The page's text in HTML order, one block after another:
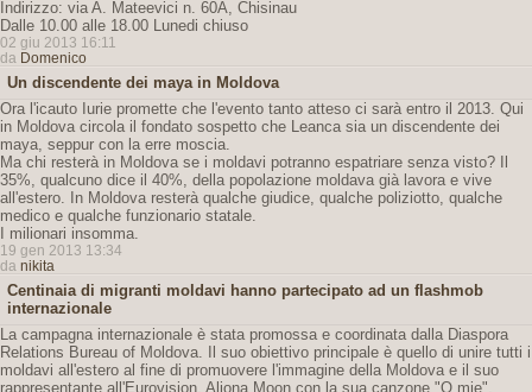
Indirizzo: via A. Mateevici n. 60A, Chisinau
Dalle 10.00 alle 18.00 Lunedi chiuso
02 giu 2013 16:11
da Domenico
Un discendente dei maya in Moldova
Ora l'icauto Iurie promette che l'evento tanto atteso ci sarà entro il 2013. Qui
in Moldova circola il fondato sospetto che Leanca sia un discendente dei
maya, seppur con la erre moscia.
Ma chi resterà in Moldova se i moldavi potranno espatriare senza visto? Il
35%, qualcuno dice il 40%, della popolazione moldava già lavora e vive
all'estero. In Moldova resterà qualche giudice, qualche poliziotto, qualche
medico e qualche funzionario statale.
I milionari insomma.
19 gen 2013 13:34
da nikita
Centinaia di migranti moldavi hanno partecipato ad un flashmob
internazionale
La campagna internazionale è stata promossa e coordinata dalla Diaspora
Relations Bureau of Moldova. Il suo obiettivo principale è quello di unire tutti i
moldavi all'estero al fine di promuovere l'immagine della Moldova e il suo
rappresentante all'Eurovision, Aliona Moon con la sua canzone "O mie".